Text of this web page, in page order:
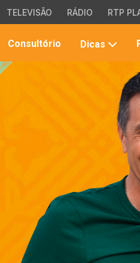
TELEVISÃO RÁDIO RTP
Consultório Dicas